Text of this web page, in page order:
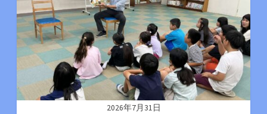
ー
2026年7月31日